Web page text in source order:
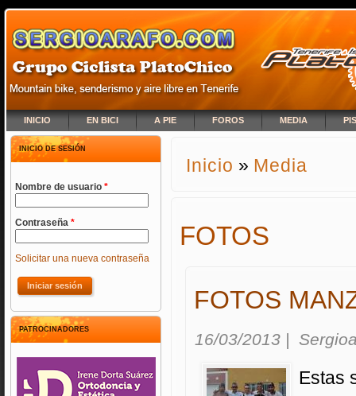
INICIO EN BICI A PIE FOROS MEDIA
INICIO DE SESIÓN
Nombre de usuario *
Contraseña *
Solicitar una nueva contraseña
PATROCINADORES
SE ENCUENTRA USTED
Inicio » Media
FOTOS
FOTOS
16/03/2013 |
Estas